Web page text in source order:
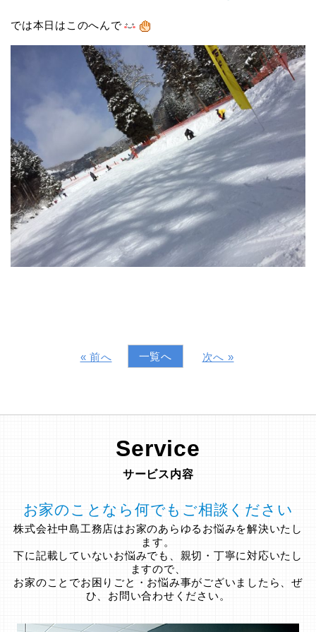
では本日はこのへんで
« 前へ 一覧へ 次へ »
Service
サービス内容
お家のことなら何でもご相談ください
株式会社中島工務店はお家のあらゆるお悩みを解決いたし
ます。
下に記載していないお悩みでも、親切・丁寧に対応いたし
ますので、
お家のことでお困りごと・お悩み事がございましたら、ぜ
ひ、お問い合わせください。